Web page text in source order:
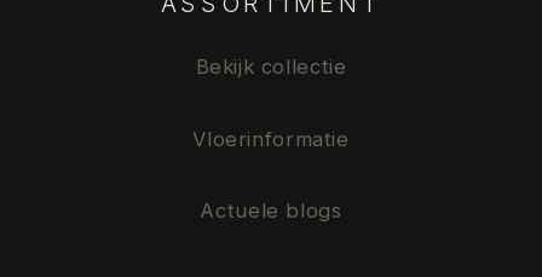
Bekijk collectie
Vloerinformatie
Actuele blogs